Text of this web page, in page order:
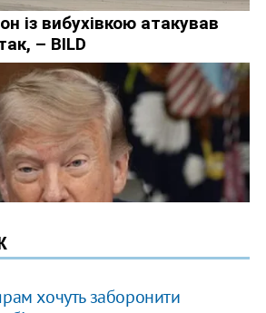
хочуть заборонити